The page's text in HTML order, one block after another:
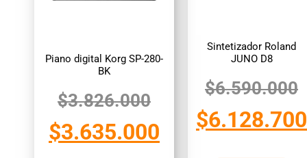
Piano digital Korg SP-280-
BK
$3.826.000
$3.635.000
Sintetizador Roland
JUNO D8
$6.590.000
$6.128.700